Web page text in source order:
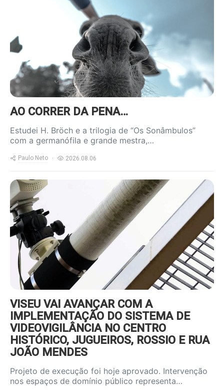
content/uploads/2020/04/burro-
AO CORRER DA PENA…
Estudei H. Bröch e a trilogia de “Os Sonâmbulos”
com a germanófila e grande mestra,…
Paulo Neto 2026.08.06
https://www.ruadireita.pt/wp-
content/uploads/2026/08/videov-
800x600.jpg
VISEU VAI AVANÇAR COM A
IMPLEMENTAÇÃO DO SISTEMA DE
VIDEOVIGILÂNCIA NO CENTRO
HISTÓRICO, JUGUEIROS, ROSSIO E RUA
JOÃO MENDES
Projeto de execução foi hoje aprovado. Intervenção
nos espaços de domínio público representa…